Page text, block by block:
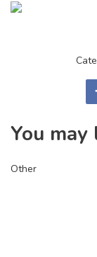
You
Other